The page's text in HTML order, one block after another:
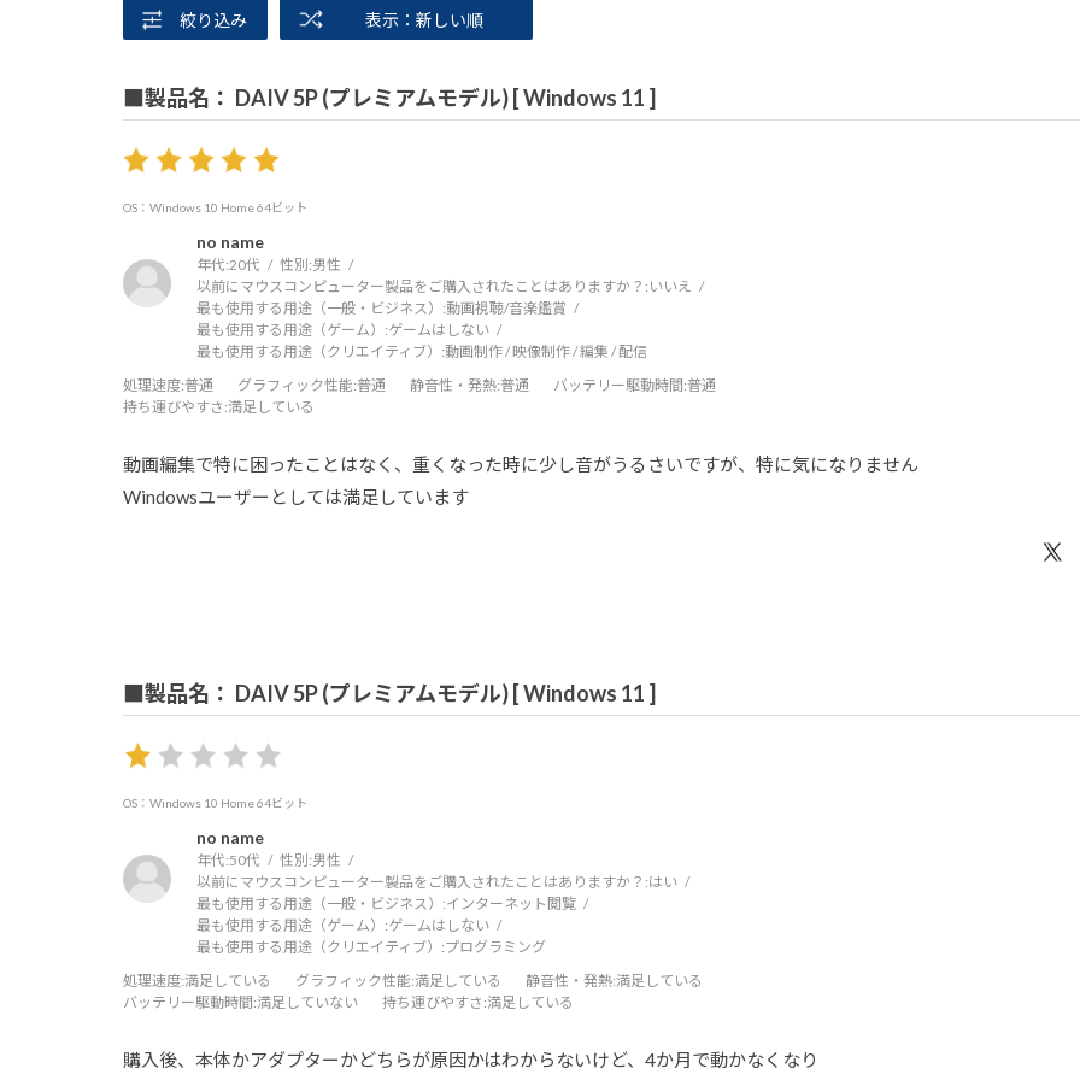
絞り込み 表示：新しい順
■製品名： DAIV 5P (プレミアムモデル) [ Windows 11 ]
OS：Windows 10 Home 64ビット
no name
年代:20代 性別:男性
以前にマウスコンピューター製品をご購入されたことはありますか？: いいえ
最も使用する用途（一般・ビジネス）:動画視聴/音楽鑑賞
最も使用する用途（ゲーム）:ゲームはしない
最も使用する用途（クリエイティブ）:動画制作 / 映像制作 / 編集 / 配信
処理速度:普通 グラフィック性能:普通 静音性・発熱:普通 バッテリー駆動時間 :普通
持ち運びやすさ :満足している
動画編集で特に困ったことはなく、重くなった時に少し音がうるさいですが、特に気になりません
Windowsユーザーとしては満足しています
■製品名： DAIV 5P (プレミアムモデル) [ Windows 11 ]
OS：Windows 10 Home 64ビット
no name
年代:50代 性別:男性
以前にマウスコンピューター製品をご購入されたことはありますか？:はい
最も使用する用途（一般・ビジネス）:インターネット閲覧
最も使用する用途（ゲーム）:ゲームはしない
最も使用する用途（クリエイティブ）:プログラミング
処理速度:満足している グラフィック性能:満足している 静音性・発熱:満足している
バッテリー駆動時間 :満足していない 持ち運びやすさ :満足している
購入後、本体かアダプターかどちらが原因かはわからないけど、4か月で動かなくなり